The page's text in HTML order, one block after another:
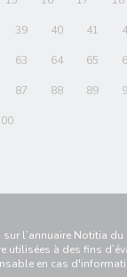
39 40 41
63 64 65
87 88 89
l’annuaire Notitia
utilisées à des fins
en cas